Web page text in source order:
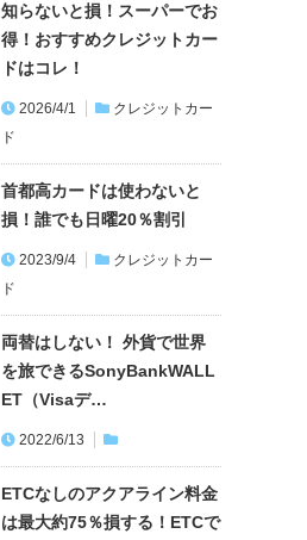
知らないと損！スーパーでお
得！おすすめクレジットカー
ドはコレ！
2026/4/1
クレジットカー
ド
首都高カードは使わないと
損！誰でも日曜20％割引
2023/9/4
クレジットカー
ド
両替はしない！ 外貨で世界
を旅できるSonyBankWALL
ET（Visaデ…
2022/6/13
ETCなしのアクアライン料金
は最大約75％損する！ETCで